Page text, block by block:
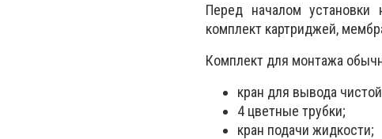
Перед началом установки
комплект картриджей,
Комплект для монтажа
кран для вывода
4 цветные трубки;
кран подачи жидкости;